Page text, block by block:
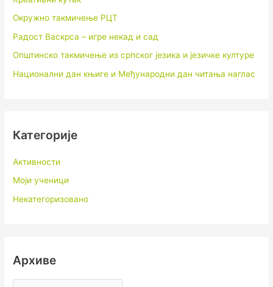
Окружно такмичење РЦТ
Радост Васкрса – игре некад и сад
Општинско такмичење из српског језика и језичке културе
Национални дан књиге и Међународни дан читања наглас
Категорије
Активности
Моји ученици
Некатегоризовано
Архиве